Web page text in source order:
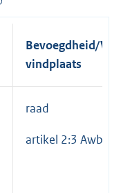
Bevoegdheid/
vindplaats
raad
artikel 2:3 Awb